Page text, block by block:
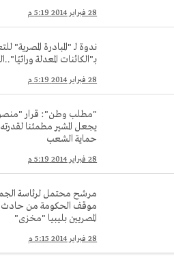
28 فبراير 2014 5:19 م
ندوة لـ "المبادرة المصرية"
بـ"الكائنات المعدلة
28 فبراير 2014 5:19 م
"مطلب وطن": قرار
يجعل المشير مطمئنا
حماية الشعب
28 فبراير 2014 5:19 م
مرشح محتمل لرئاسة
موقف الحكومة من
المصريين بليبيا "مخزى"
28 فبراير 2014 5:15 م